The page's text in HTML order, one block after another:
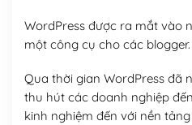
WordPress được ra mắt vào
một công cụ cho các blogger.
Qua thời gian WordPress đã
thu hút các doanh nghiệp
kinh nghiệm đến với nền